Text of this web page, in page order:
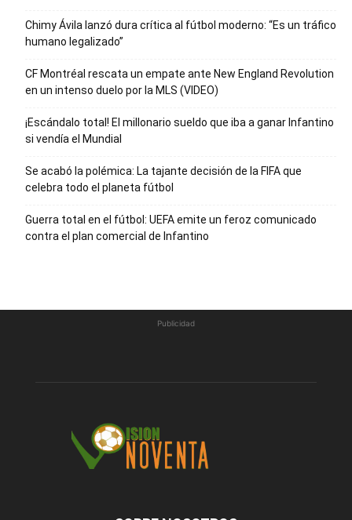
Chimy Ávila lanzó dura crítica al fútbol moderno: “Es un tráfico
humano legalizado”
CF Montréal rescata un empate ante New England Revolution
en un intenso duelo por la MLS (VIDEO)
¡Escándalo total! El millonario sueldo que iba a ganar Infantino
si vendía el Mundial
Se acabó la polémica: La tajante decisión de la FIFA que
celebra todo el planeta fútbol
Guerra total en el fútbol: UEFA emite un feroz comunicado
contra el plan comercial de Infantino
Publicidad